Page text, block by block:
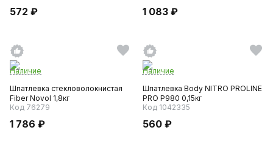
572 ₽ 1 083 ₽
Наличие
Шпатлевка стекловолокнистая
Fiber Novol 1,8кг
Код 76279
1 786 ₽
Наличие
Шпатлевка Body NITRO PROLINE
PRO P980 0,15кг
Код 1042335
560 ₽